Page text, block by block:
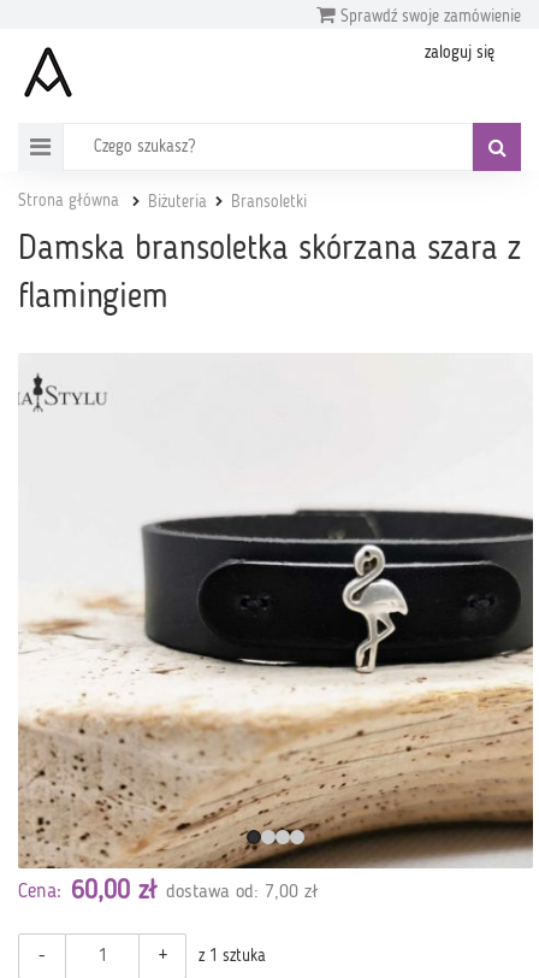
Sprawdź swoje zamówienie
zaloguj się
Strona główna Biżuteria Bransoletki
Damska bransoletka skórzana szara z
flamingiem
Cena: 60,00 zł dostawa od: 7,00 zł
- + z 1 sztuka